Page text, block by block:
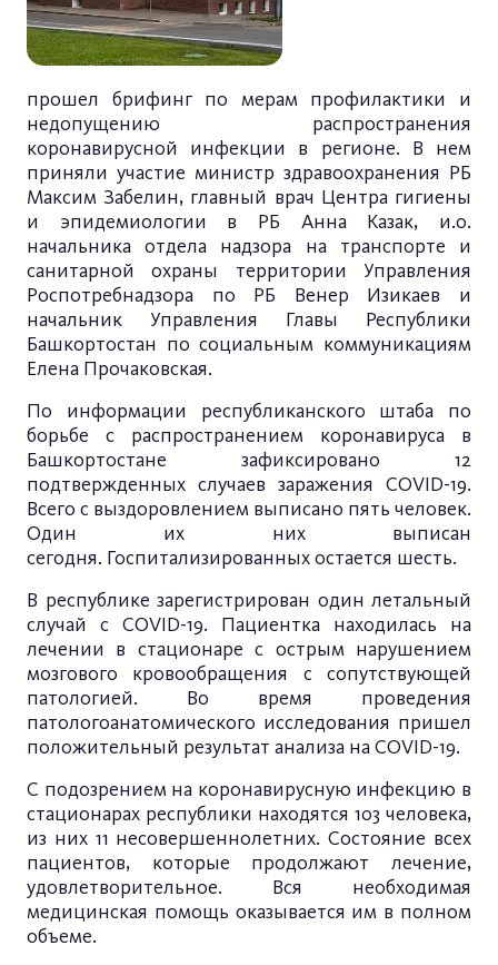
прошел брифингпо мерам профилактики и
недопущению распространения
коронавирусной инфекции в регионе. В нем
приняли участие министр здравоохранения РБ
Максим Забелин, главный врач Центра гигиены
и эпидемиологии в РБ Анна Казак, и.о.
начальника отдела надзора на транспорте и
санитарной охраны территории Управления
Роспотребнадзора по РБ Венер Изикаев и
начальник Управления Главы Республики
Башкортостан по социальным коммуникациям
Елена Прочаковская.
По информации республиканского штаба по
борьбе с распространением коронавируса в
Башкортостане зафиксировано 12
подтвержденных случаев заражения COVID-19.
Всего с выздоровлением выписано пять человек.
Один их них выписан
сегодня. Госпитализированных остается шесть.
В республике зарегистрирован один летальный
случай с COVID-19. Пациентка находилась на
лечении в стационаре с острым нарушением
мозгового кровообращения с сопутствующей
патологией. Во время проведения
патологоанатомического исследования пришел
положительный результат анализа на COVID-19.
С подозрением на коронавирусную инфекцию в
стационарах республики находятся 103 человека,
из них 11 несовершеннолетних. Состояние всех
пациентов, которые продолжают лечение,
удовлетворительное. Вся необходимая
медицинская помощь оказывается им в полном
объеме.